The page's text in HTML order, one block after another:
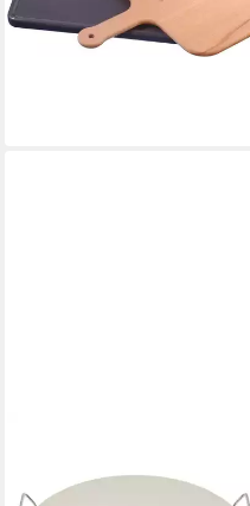
185,00 €
lieferbar - in 3-4 Werktagen bei dir
Metallständer, Ø 33 cm,